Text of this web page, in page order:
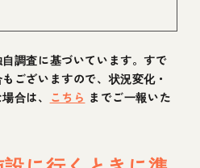
調査に基づいています。すで
ございますので、状況変化・
合は、 こちら までご一報いた